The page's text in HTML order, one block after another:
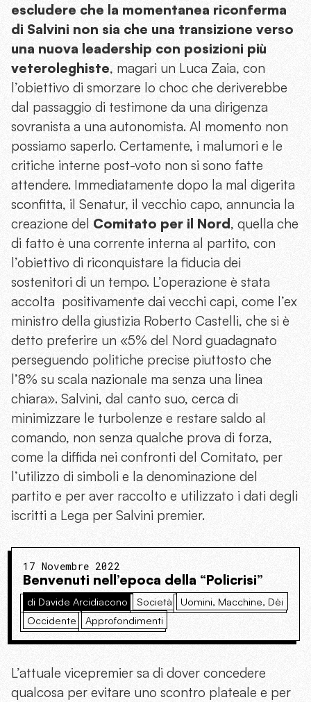
escludere che la momentanea riconferma
di Salvini non sia che una transizione verso
una nuova leadership con posizioni più
veteroleghiste, magari un Luca Zaia, con
l’obiettivo di smorzare lo choc che deriverebbe
dal passaggio di testimone da una dirigenza
sovranista a una autonomista. Al momento non
possiamo saperlo. Certamente, i malumori e le
critiche interne post-voto non si sono fatte
attendere. Immediatamente dopo la mal digerita
sconfitta, il Senatur, il vecchio capo, annuncia la
creazione del Comitato per il Nord, quella che
di fatto è una corrente interna al partito, con
l’obiettivo di riconquistare la fiducia dei
sostenitori di un tempo. L’operazione è stata
accolta positivamente dai vecchi capi, come l’ex
ministro della giustizia Roberto Castelli, che si è
detto preferire un «5% del Nord guadagnato
perseguendo politiche precise piuttosto che
l’8% su scala nazionale ma senza una linea
chiara». Salvini, dal canto suo, cerca di
minimizzare le turbolenze e restare saldo al
comando, non senza qualche prova di forza,
come la diffida nei confronti del Comitato, per
l’utilizzo di simboli e la denominazione del
partito e per aver raccolto e utilizzato i dati degli
iscritti a Lega per Salvini premier.
17 Novembre 2022
Benvenuti nell’epoca della “Policrisi”
di Davide Arcidiacono Società
Uomini, Macchine, Dèi
Occidente
Approfondimenti
L’attuale vicepremier sa di dover concedere
qualcosa per evitare uno scontro plateale e per